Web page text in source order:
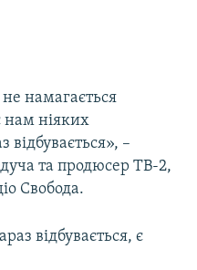
намагається
нам ніяких
відбувається», –
та продюсер ТВ-2,
Свобода.
відбувається, є